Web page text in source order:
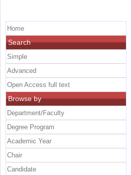
Home
Search
Simple
Advanced
Open Access full text
Browse by
Department/Faculty
Degree Program
Academic Year
Chair
Candidate